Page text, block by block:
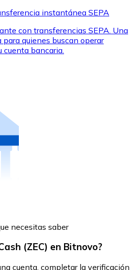
instantánea SEPA
con transferencias SEPA. Una
quienes buscan operar
cuenta bancaria.
necesitas saber
(ZEC) en Bitnovo?
cuenta, completar la verificación